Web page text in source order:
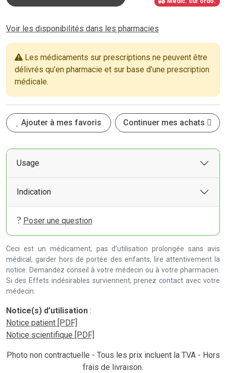
Voir les disponibilités dans les pharmacies
Les médicaments sur prescriptions ne peuvent être
délivrés qu’en pharmacie et sur base d’une prescription
médicale.
Ajouter à mes favoris Continuer mes achats
Usage
Indication
Poser une question
Ceci est un médicament, pas d’utilisation prolongée sans avis
médical, garder hors de portée des enfants, lire attentivement la
notice. Demandez conseil à votre médecin ou à votre pharmacien.
Si des Effets indésirables surviennent, prenez contact avec votre
médecin.
Notice(s) d’utilisation :
Notice patient [PDF]
Notice scientifique [PDF]
Photo non contractuelle - Tous les prix incluent la TVA - Hors
frais de livraison.